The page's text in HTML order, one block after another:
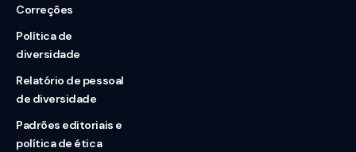
Correções
Política de
diversidade
Relatório de pessoal
de diversidade
Padrões editoriais e
política de ética